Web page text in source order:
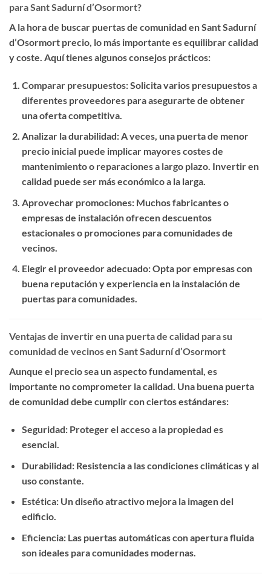
para Sant Sadurní d’Osormort?
A la hora de buscar puertas de comunidad en Sant Sadurní
d’Osormort precio, lo más importante es equilibrar calidad
y coste. Aquí tienes algunos consejos prácticos:
Comparar presupuestos: Solicita varios presupuestos a
diferentes proveedores para asegurarte de obtener
una oferta competitiva.
Analizar la durabilidad: A veces, una puerta de menor
precio inicial puede implicar mayores costes de
mantenimiento o reparaciones a largo plazo. Invertir en
calidad puede ser más económico a la larga.
Aprovechar promociones: Muchos fabricantes o
empresas de instalación ofrecen descuentos
estacionales o promociones para comunidades de
vecinos.
Elegir el proveedor adecuado: Opta por empresas con
buena reputación y experiencia en la instalación de
puertas para comunidades.
Ventajas de invertir en una puerta de calidad para su
comunidad de vecinos en Sant Sadurní d’Osormort
Aunque el precio sea un aspecto fundamental, es
importante no comprometer la calidad. Una buena puerta
de comunidad debe cumplir con ciertos estándares:
Seguridad: Proteger el acceso a la propiedad es
esencial.
Durabilidad: Resistencia a las condiciones climáticas y al
uso constante.
Estética: Un diseño atractivo mejora la imagen del
edificio.
Eficiencia: Las puertas automáticas con apertura fluida
son ideales para comunidades modernas.